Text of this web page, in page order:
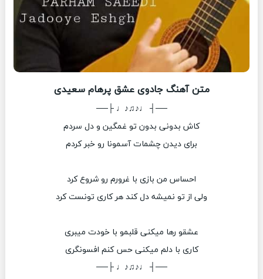
متن آهنگ جادوی عشق پرهام سعیدی
──┤ ♩♪♫♪♩ ├──
کاش بدونی بدون تو غمگین و دل سردم
برای دیدن چشمات آسمونا رو خبر کردم
احساس من بازی با غرورم رو شروع کرد
ولی از تو نمیشه دل کند هر کاری تونست کرد
عشقو رها میکنی قلبمو با خودت میبری
کاری با دلم میکنی حس کنم افسونگری
──┤ ♩♪♫♪♩ ├──